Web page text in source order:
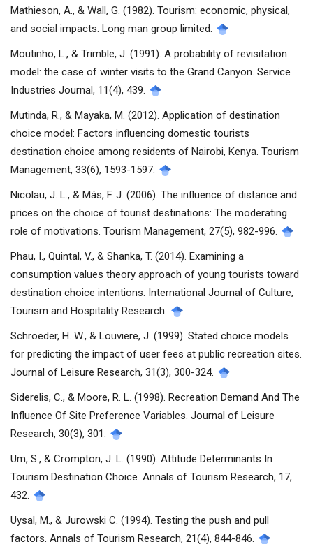
Mathieson, A., & Wall, G. (1982). Tourism: economic, physical,
and social impacts. Long man group limited.
Moutinho, L., & Trimble, J. (1991). A probability of revisitation
model: the case of winter visits to the Grand Canyon. Service
Industries Journal, 11(4), 439.
Mutinda, R., & Mayaka, M. (2012). Application of destination
choice model: Factors influencing domestic tourists
destination choice among residents of Nairobi, Kenya. Tourism
Management, 33(6), 1593-1597.
Nicolau, J. L., & Más, F. J. (2006). The influence of distance and
prices on the choice of tourist destinations: The moderating
role of motivations. Tourism Management, 27(5), 982-996.
Phau, I., Quintal, V., & Shanka, T. (2014). Examining a
consumption values theory approach of young tourists toward
destination choice intentions. International Journal of Culture,
Tourism and Hospitality Research.
Schroeder, H. W., & Louviere, J. (1999). Stated choice models
for predicting the impact of user fees at public recreation sites.
Journal of Leisure Research, 31(3), 300-324.
Siderelis, C., & Moore, R. L. (1998). Recreation Demand And The
Influence Of Site Preference Variables. Journal of Leisure
Research, 30(3), 301.
Um, S., & Crompton, J. L. (1990). Attitude Determinants In
Tourism Destination Choice. Annals of Tourism Research, 17,
432.
Uysal, M., & Jurowski C. (1994). Testing the push and pull
factors. Annals of Tourism Research, 21(4), 844-846.